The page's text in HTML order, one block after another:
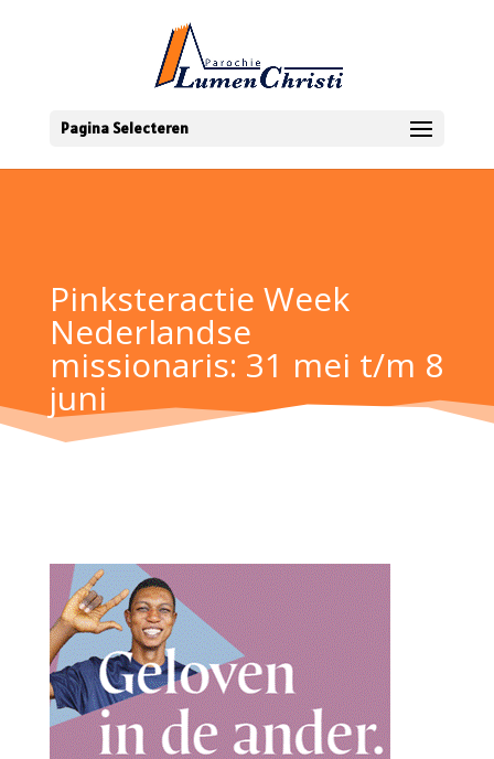
Pagina Selecteren
Pinksteractie Week
Nederlandse
missionaris: 31 mei t/m 8
juni